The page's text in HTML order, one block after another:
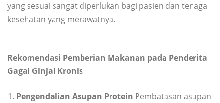
yang sesuai sangat diperlukan bagi pasien dan tenaga
kesehatan yang merawatnya.
Rekomendasi Pemberian Makanan pada Penderita
Gagal Ginjal Kronis
Pengendalian Asupan Protein Pembatasan asupan